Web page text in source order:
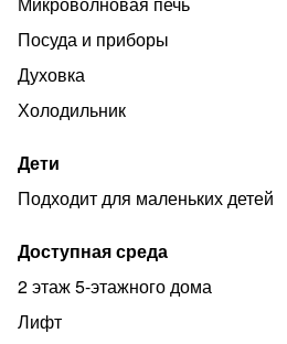
Ранний заезд, поздний выезд
за дополнительную оплату.
В шаговой доступности
магазины, точки быстрого
✓ Работаем с организациями
✓ Наличный и безналичный
✓ Командированным
отчетных документов.
Добро пожаловать в город
удобное время квартиру
Посуда и приборы
Духовка
Холодильник
Дети
Подходит для маленьких детей
Доступная среда
2 этаж 5-этажного дома
Лифт